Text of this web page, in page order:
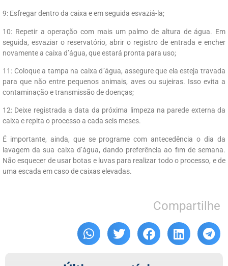
9: Esfregar dentro da caixa e em seguida esvaziá-la;
10: Repetir a operação com mais um palmo de altura de água. Em
seguida, esvaziar o reservatório, abrir o registro de entrada e encher
novamente a caixa d’água, que estará pronta para uso;
11: Coloque a tampa na caixa d´água, assegure que ela esteja travada
para que não entre pequenos animais, aves ou sujeiras. Isso evita a
contaminação e transmissão de doenças;
12: Deixe registrada a data da próxima limpeza na parede externa da
caixa e repita o processo a cada seis meses.
É importante, ainda, que se programe com antecedência o dia da
lavagem da sua caixa d’água, dando preferência ao fim de semana.
Não esquecer de usar botas e luvas para realizar todo o processo, e de
uma escada em caso de caixas elevadas.
Compartilhe